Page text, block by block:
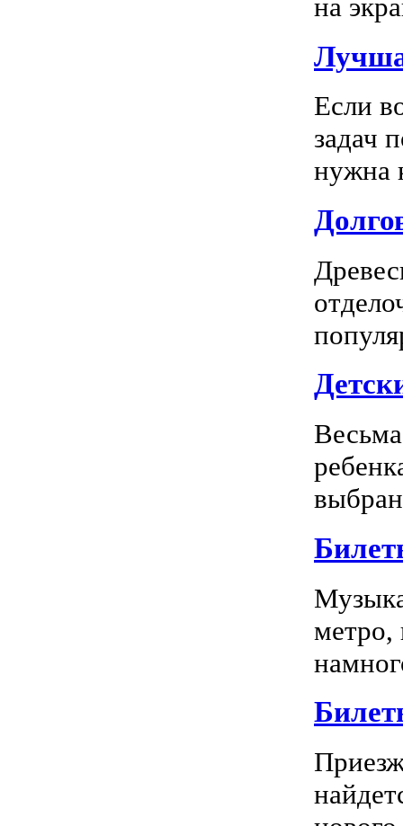
на
Если
задач
нужна
метро,